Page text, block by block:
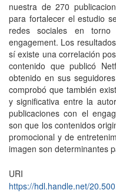
nuestra de 270
para fortalecer el estudio
redes sociales en
engagement. Los
sí existe una correlación
contenido que publicó
obtenido en sus
comprobó que también
y significativa entre la
publicaciones con el
son que los contenidos
promocional y de
imagen son determinantes
URI
https://hdl.handle.net/